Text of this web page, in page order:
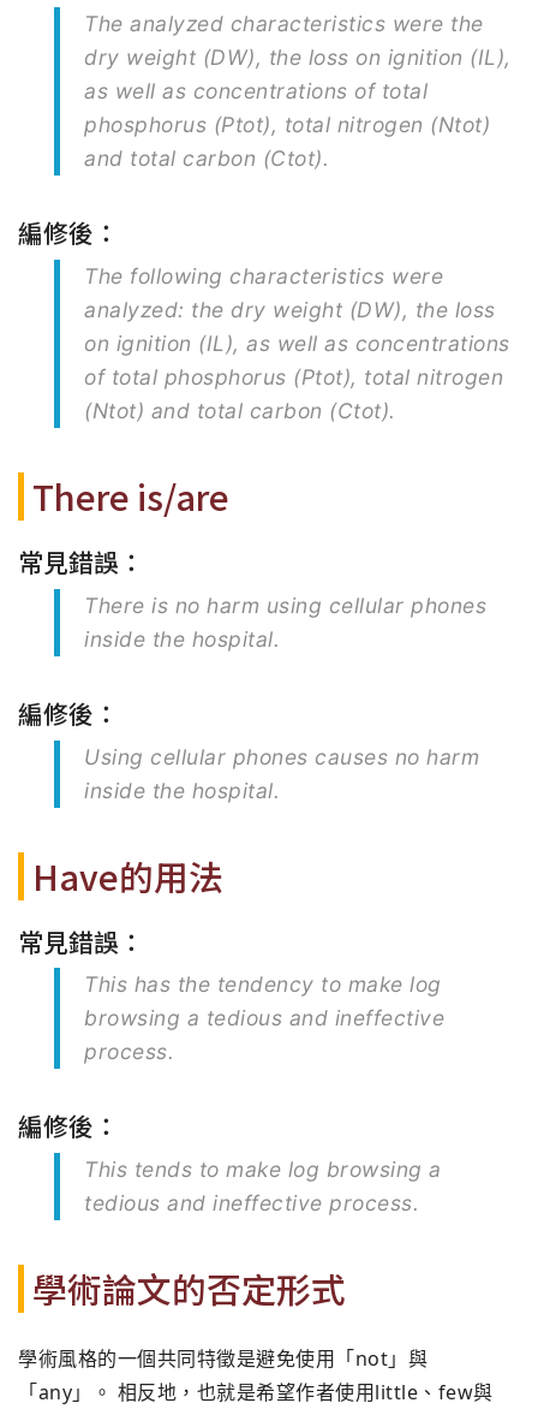
The analyzed characteristics were the
dry weight (DW), the loss on ignition (IL),
as well as concentrations of total
phosphorus (Ptot), total nitrogen (Ntot)
and total carbon (Ctot).
編修後：
The following characteristics were
analyzed: the dry weight (DW), the loss
on ignition (IL), as well as concentrations
of total phosphorus (Ptot), total nitrogen
(Ntot) and total carbon (Ctot).
There is/are
常見錯誤：
There is no harm using cellular phones
inside the hospital.
編修後：
Using cellular phones causes no harm
inside the hospital.
Have的用法
常見錯誤：
This has the tendency to make log
browsing a tedious and ineffective
process.
編修後：
This tends to make log browsing a
tedious and ineffective process.
學術論文的否定形式
學術風格的一個共同特徵是避免使用「not」與
「any」。 相反地，也就是希望作者使用little、few與